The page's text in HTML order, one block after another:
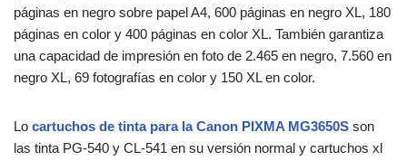
páginas en negro sobre papel A4, 600 páginas en negro XL, 180
páginas en color y 400 páginas en color XL. También garantiza
una capacidad de impresión en foto de 2.465 en negro, 7.560 en
negro XL, 69 fotografías en color y 150 XL en color.
Lo cartuchos de tinta para la Canon PIXMA MG3650S son
las tinta PG-540 y CL-541 en su versión normal y cartuchos xl